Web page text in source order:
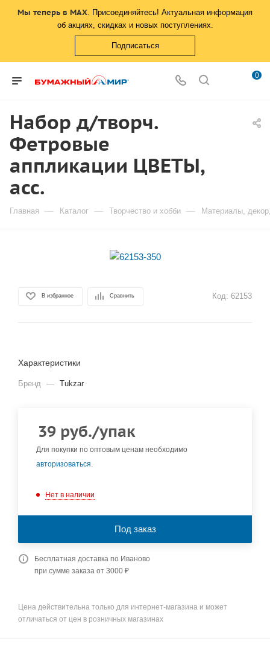
Мы теперь в MAX. Присоединяйтесь! Актуальная информация
об акциях, скидках и новых поступлениях.
Подписаться
0
Набор д/творч.
Фетровые
аппликации ЦВЕТЫ,
асс.
Главная — Каталог — Творчество и хобби — Материалы,
В избранное Сравнить Код: 62153
Характеристики
Бренд — Tukzar
39 руб./упак
Для покупки по оптовым ценам необходимо
авторизоваться.
Нет в наличии
Под заказ
Бесплатная доставка по Иваново
при сумме заказа от 3000 ₽
Цена действительна только для интернет-магазина и может
отличаться от цен в розничных магазинах